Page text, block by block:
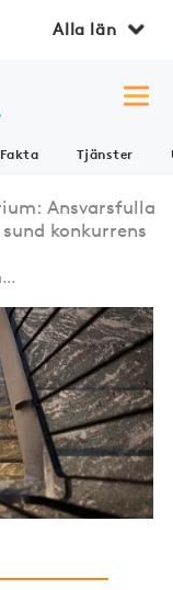
Alla län
Fakta Tjänster
Ansvarsfulla
konkurrens